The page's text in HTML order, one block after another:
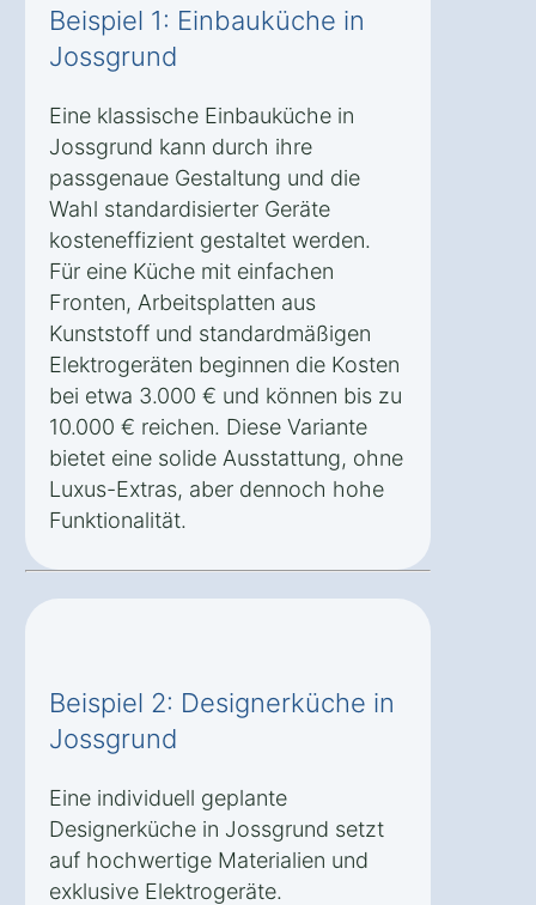
Beispiel 1: Einbauküche in
Jossgrund
Eine klassische Einbauküche in
Jossgrund kann durch ihre
passgenaue Gestaltung und die
Wahl standardisierter Geräte
kosteneffizient gestaltet werden.
Für eine Küche mit einfachen
Fronten, Arbeitsplatten aus
Kunststoff und standardmäßigen
Elektrogeräten beginnen die Kosten
bei etwa 3.000 € und können bis zu
10.000 € reichen. Diese Variante
bietet eine solide Ausstattung, ohne
Luxus-Extras, aber dennoch hohe
Funktionalität.
Beispiel 2: Designerküche in
Jossgrund
Eine individuell geplante
Designerküche in Jossgrund setzt
auf hochwertige Materialien und
exklusive Elektrogeräte.